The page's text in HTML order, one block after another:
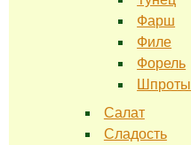
Фарш
Филе
Форель
Шпроты
Салат
Сладость